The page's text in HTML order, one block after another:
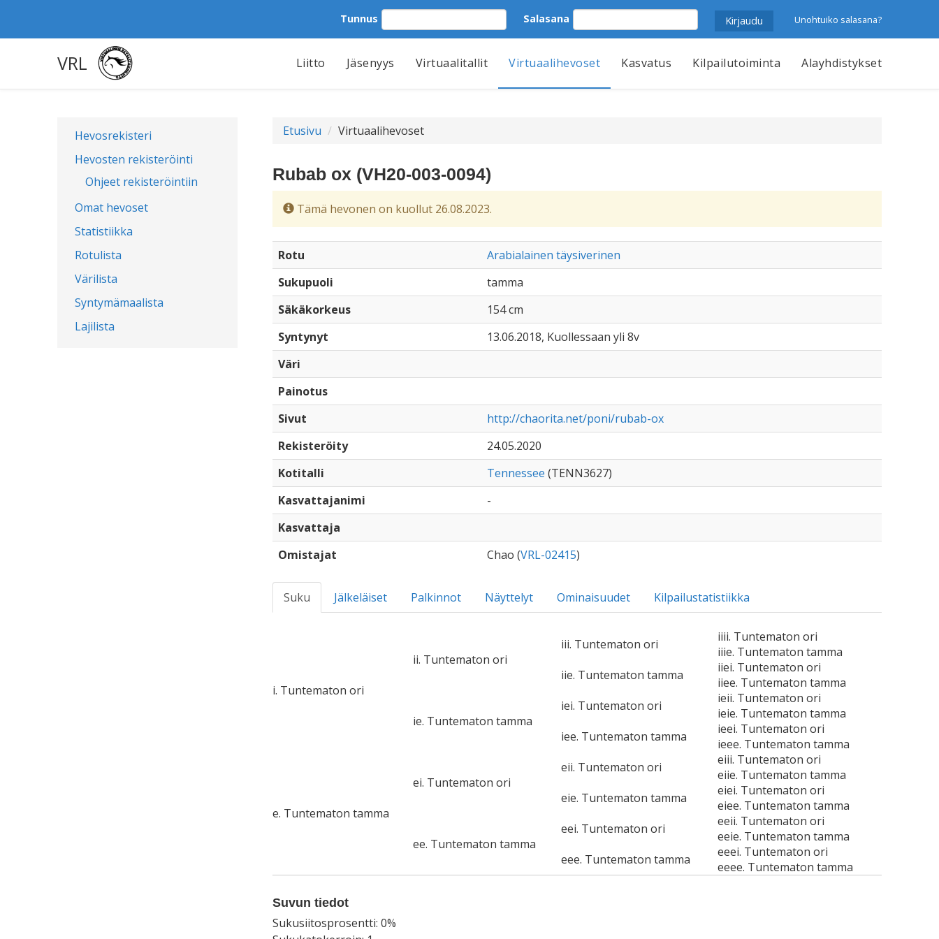
Tunnus Salasana Unohtuiko salasana?
VRL Liitto Jäsenyys Virtuaalitallit Virtuaalihevoset Kasvatus Kilpailutoiminta Alayhdistykset
Hevosrekisteri
Hevosten rekisteröinti
Ohjeet rekisteröintiin
Omat hevoset
Statistiikka
Rotulista
Värilista
Syntymämaalista
Lajilista
Etusivu Virtuaalihevoset
Rubab ox (VH20-003-0094)
Tämä hevonen on kuollut 26.08.2023.
Rotu
Arabialainen täysiverinen
Sukupuoli
tamma
Säkäkorkeus
154 cm
Syntynyt
13.06.2018, Kuollessaan yli 8v
Väri
Painotus
Sivut
http://chaorita.net/poni/rubab-ox
Rekisteröity
24.05.2020
Kotitalli
Tennessee (TENN3627)
Kasvattajanimi
-
Kasvattaja
Omistajat
Chao (VRL-02415)
Suku Jälkeläiset Palkinnot Näyttelyt Ominaisuudet Kilpailustatistiikka
i. Tuntematon ori
ii. Tuntematon ori
iii. Tuntematon ori
iiii. Tuntematon ori
iiie. Tuntematon tamma
iie. Tuntematon tamma
iiei. Tuntematon ori
iiee. Tuntematon tamma
ie. Tuntematon tamma
iei. Tuntematon ori
ieii. Tuntematon ori
ieie. Tuntematon tamma
iee. Tuntematon tamma
ieei. Tuntematon ori
ieee. Tuntematon tamma
e. Tuntematon tamma
ei. Tuntematon ori
eii. Tuntematon ori
eiii. Tuntematon ori
eiie. Tuntematon tamma
eie. Tuntematon tamma
eiei. Tuntematon ori
eiee. Tuntematon tamma
ee. Tuntematon tamma
eei. Tuntematon ori
eeii. Tuntematon ori
eeie. Tuntematon tamma
eee. Tuntematon tamma
eeei. Tuntematon ori
eeee. Tuntematon tamma
Suvun tiedot
Sukusiitosprosentti: 0%